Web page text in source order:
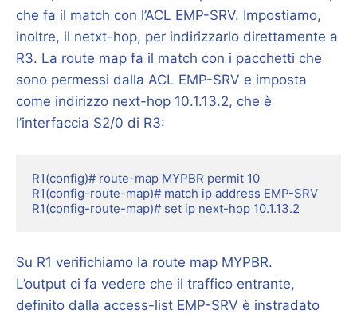
che fa il match con l’ACL EMP-SRV. Impostiamo,
inoltre, il netxt-hop, per indirizzarlo direttamente a
R3. La route map fa il match con i pacchetti che
sono permessi dalla ACL EMP-SRV e imposta
come indirizzo next-hop 10.1.13.2, che è
l’interfaccia S2/0 di R3:
R1(config)# route-map MYPBR permit 10
R1(config-route-map)# match ip address EMP-SRV
R1(config-route-map)# set ip next-hop 10.1.13.2
Su R1 verifichiamo la route map MYPBR.
L’output ci fa vedere che il traffico entrante,
definito dalla access-list EMP-SRV è instradato